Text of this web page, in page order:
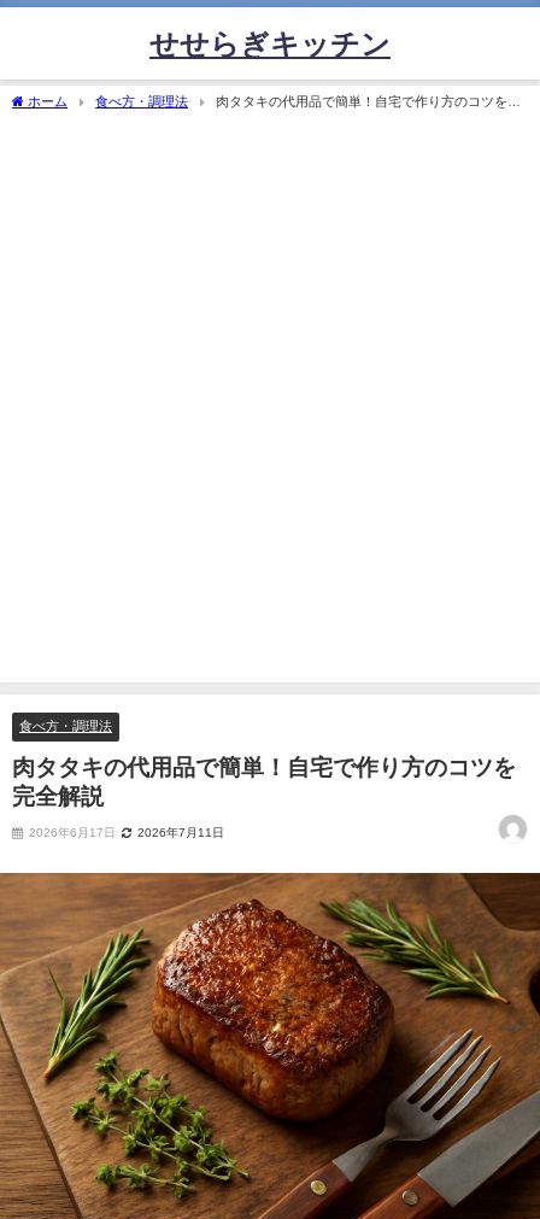
せせらぎキッチン
ホーム 食べ方・調理法
肉タタキの代用品で簡単！自宅で作り方のコツを完
食べ方・調理法
肉タタキの代用品で簡単！自宅で作り方のコツを
完全解説
2026年6月17日 2026年7月11日